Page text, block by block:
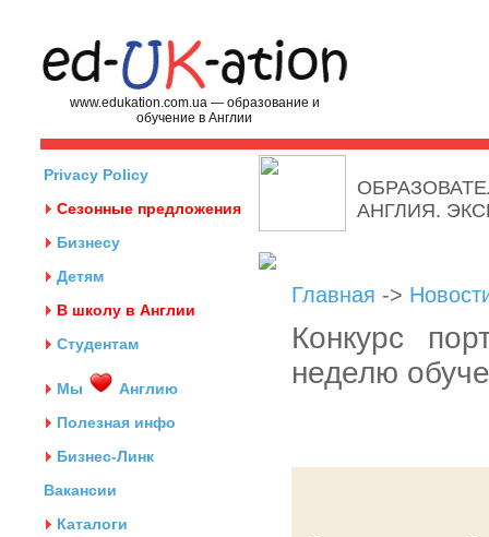
www.edukation.com.ua — образование и
обучение в Англии
Privacy Policy
Сезонные предложения
Бизнесу
Детям
В школу в Англии
Студентам
Мы
Англию
Полезная инфо
Бизнес-Линк
Вакансии
Каталоги
АНГЛИЯ.
Главная ->
Конкурс
неделю